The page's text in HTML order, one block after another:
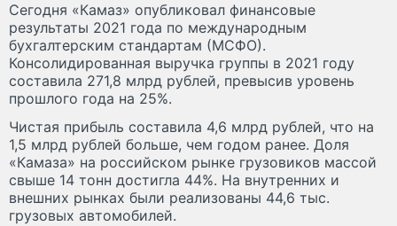
Сегодня «Камаз» опубликовал финансовые
результаты 2021 года по международным
бухгалтерским стандартам (МСФО).
Консолидированная выручка группы в 2021 году
составила 271,8 млрд рублей, превысив уровень
прошлого года на 25%.
Чистая прибыль составила 4,6 млрд рублей, что на
1,5 млрд рублей больше, чем годом ранее. Доля
«Камаза» на российском рынке грузовиков массой
свыше 14 тонн достигла 44%. На внутренних и
внешних рынках были реализованы 44,6 тыс.
грузовых автомобилей.